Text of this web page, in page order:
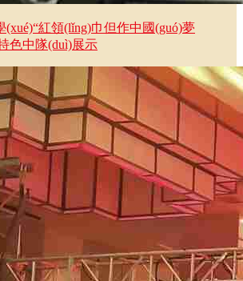
(xué)“紅領(lǐng)巾但作中國(guó)夢
色中隊(duì)展示